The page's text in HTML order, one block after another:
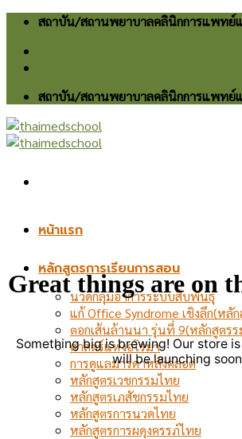
Skip
content
สถาบัน/สถานพยาบาลคลินิกการแพทย์
สถาบัน/สถานพยาบาลคลินิกการแพทย์
หน้าแรก
หลักสูตรการเรียนการสอน
นวดกลุ่มอาการระบบสืบพันธุ์
แก้ Office Syndrome เชิงลึก(หลั
ตอกเส้นล้านนา รุ่นที่ 9(หลักสูตรร
ศาสตร์แห่งอโรมา
การดูแลมารดาหลังคลอด
หลักสูตรเวชกรรมไทย
หลักสูตรเภสัชกรรมไทย
หลักสูตรการนวดไทย
หลักสูตรการผดุงครรภ์ไทย
Great things are on
Something big is brewing! Our store
will be launching